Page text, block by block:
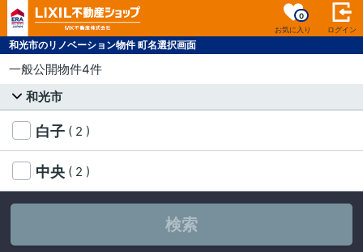
お気に入り
0
ログイン
和光市のリノベーション物件 町名選択画面
一般公開物件4件
和光市
白子 ( 2 )
中央 ( 2 )
検索